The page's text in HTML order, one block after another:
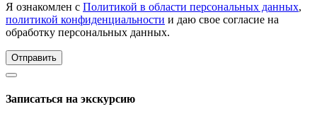
Я ознакомлен с Политикой в области персональных данных,
политикой конфиденциальности и даю свое согласие на
обработку персональных данных.
Отправить
Записаться на экскурсию